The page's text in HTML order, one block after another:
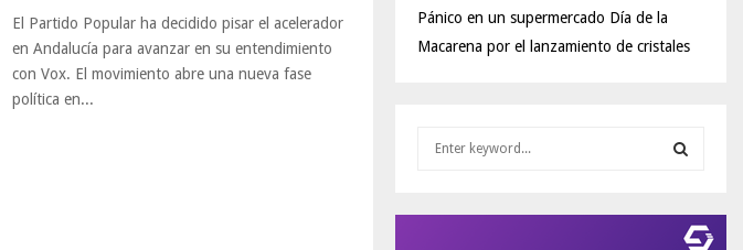
El Partido Popular ha decidido pisar el acelerador
en Andalucía para avanzar en su entendimiento
con Vox. El movimiento abre una nueva fase
política en...
Pánico en un supermercado Día de la
Macarena por el lanzamiento de cristales